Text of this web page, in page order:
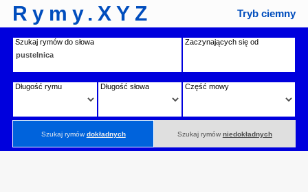
Rymy.XYZ Tryb ciemny
Szukaj rymów do słowa Zaczynających się od
Długość rymu Długość słowa Część mowy
Szukaj rymówdokładnych Szukaj rymów niedokładnych